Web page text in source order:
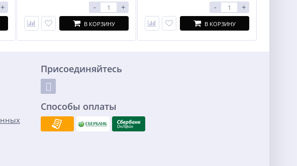
+ - +
В КОРЗИНУ
- +
В КОРЗИНУ
Присоединяйтесь
Способы оплаты